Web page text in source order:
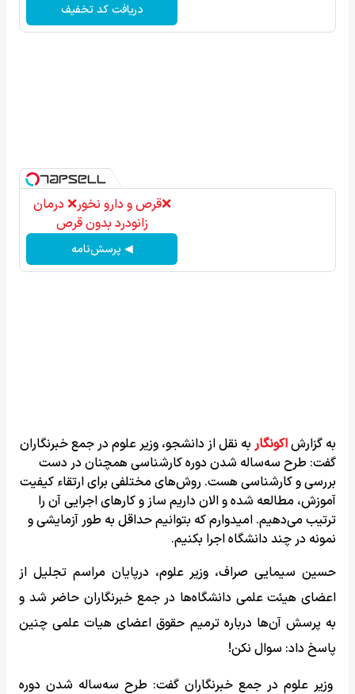
دریافت کد تخفیف
❌قرص‌ و دارو نخور❌ درمان
زانودرد بدون قرص
◀ پرسش‌نامه
به گزارشاکونگار به نقل از دانشجو، وزیر علوم در جمع خبرنگاران
گفت: طرح سه‌ساله شدن دوره کارشناسی همچنان در دست
بررسی و کارشناسی هست. روش‌های مختلفی برای ارتقاء کیفیت
آموزش، مطالعه شده و الان داریم ساز و کارهای اجرایی آن را
ترتیب می‌دهیم. امیدوارم که بتوانیم حداقل به طور آزمایشی و
نمونه در چند دانشگاه اجرا بکنیم.
حسین سیمایی صراف، وزیر علوم، درپایان مراسم تجلیل از
اعضای هیئت علمی دانشگاه‌ها در جمع خبرنگاران حاضر شد و
به پرسش آن‌ها درباره ترمیم حقوق اعضای هیات علمی چنین
پاسخ داد: سوال نکن!
وزیر علوم در جمع خبرنگاران گفت: طرح سه‌ساله شدن دوره